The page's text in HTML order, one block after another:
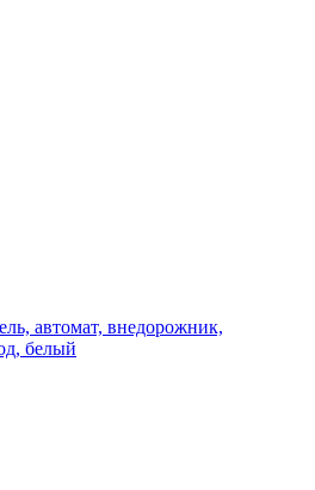
автомат, внедорожник,
белый